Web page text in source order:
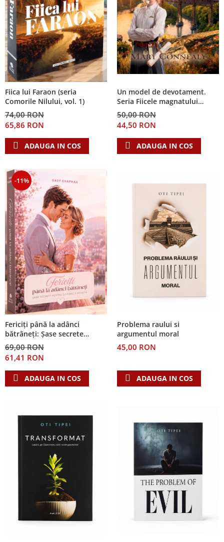
Fiica lui Faraon (seria
Comorile Nilului, vol. 1)
74,00 RON
65,86 RON
ADAUGA IN COS
Un model de devotament.
Seria Fiicele magnatului
forestier 3
50,00 RON
44,50 RON
ADAUGA IN COS
-11%
Fericiți până la adânci
bătrâneți: Șase secrete
pentru o căsnicie reușită
69,00 RON
61,41 RON
ADAUGA IN COS
Problema raului si
argumentul moral
45,00 RON
ADAUGA IN COS